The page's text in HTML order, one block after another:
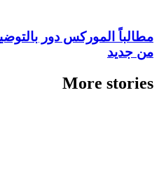
مطالباً الموركس دور
من جديد
More stories